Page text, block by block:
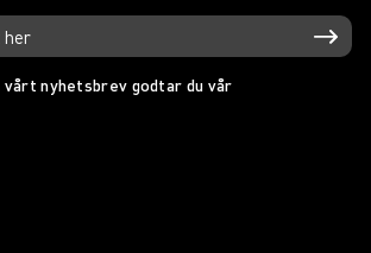
vårt nyhetsbrev godtar du vår